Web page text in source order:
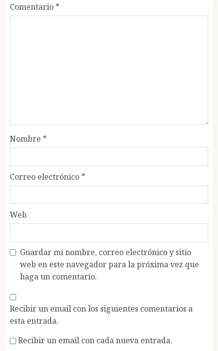
Comentario *
Nombre *
Correo electrónico *
Web
Guardar mi nombre, correo electrónico y sitio
web en este navegador para la próxima vez que
haga un comentario.
Recibir un email con los siguientes comentarios a
esta entrada.
Recibir un email con cada nueva entrada.